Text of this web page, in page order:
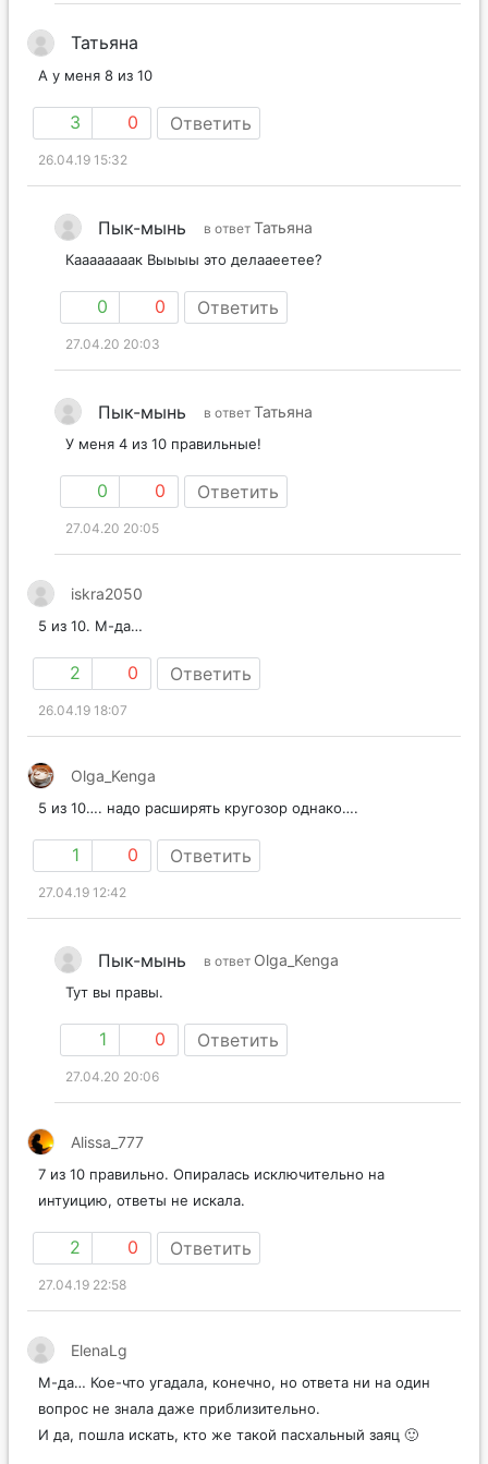
Татьяна
А у меня 8 из 10
3 0 Ответить
26.04.19 15:32
Пык-мынь в ответ Татьяна
Каааааааак Выыыы это делааеетее?
0 0 Ответить
27.04.20 20:03
Пык-мынь в ответ Татьяна
У меня 4 из 10 правильные!
0 0 Ответить
27.04.20 20:05
iskra2050
5 из 10. М-да…
2 0 Ответить
26.04.19 18:07
Olga_Kenga
5 из 10…. надо расширять кругозор однако….
1 0 Ответить
27.04.19 12:42
Пык-мынь в ответ Olga_Kenga
Тут вы правы.
1 0 Ответить
27.04.20 20:06
Alissa_777
7 из 10 правильно. Опиралась исключительно на
интуицию, ответы не искала.
2 0 Ответить
27.04.19 22:58
ElenaLg
М-да… Кое-что угадала, конечно, но ответа ни на один
вопрос не знала даже приблизительно.
И да, пошла искать, кто же такой пасхальный заяц 🙂